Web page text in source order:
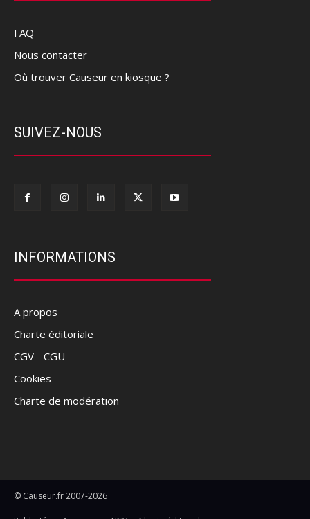
FAQ
Nous contacter
Où trouver Causeur en kiosque ?
SUIVEZ-NOUS
INFORMATIONS
A propos
Charte éditoriale
CGV - CGU
Cookies
Charte de modération
© Causeur.fr 2007-2026